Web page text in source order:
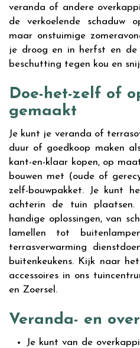
veranda of andere
de verkoelende schaduw
maar onstuimige
je droog en in herfst en
beschutting tegen kou en
Doe-het-zelf of
gemaakt
Je kunt je veranda of
duur of goedkoop maken
kant-en-klaar kopen, op
bouwen met (oude of
zelf-bouwpakket. Je kunt
achterin de tuin
handige oplossingen, van
lamellen tot
terrasverwarming
buitenkeukens. Kijk naar
accessoires in ons
en Zoersel.
Veranda- en
Je kunt van de